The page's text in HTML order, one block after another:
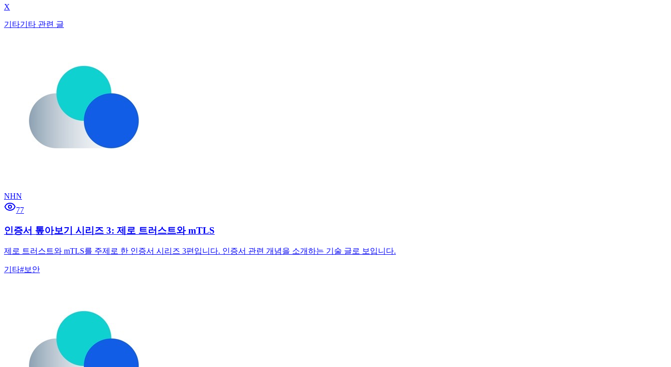
X
기타기타 관련 글
NHN
77
인증서 톺아보기 시리즈 3: 제로 트러스트와 mTLS
제로 트러스트와 mTLS를 주제로 한 인증서 시리즈 3편입니다. 인증서 관련 개념을 소개하는 기술 글로 보입니다.
기타#보안